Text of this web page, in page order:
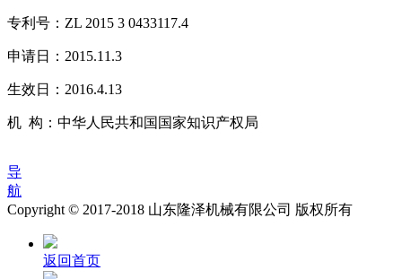
专利号：ZL 2015 3 0433117.4
申请日：2015.11.3
生效日：2016.4.13
机 构：中华人民共和国国家知识产权局
导
航
Copyright © 2017-2018 山东隆泽机械有限公司 版权所有
返回首页